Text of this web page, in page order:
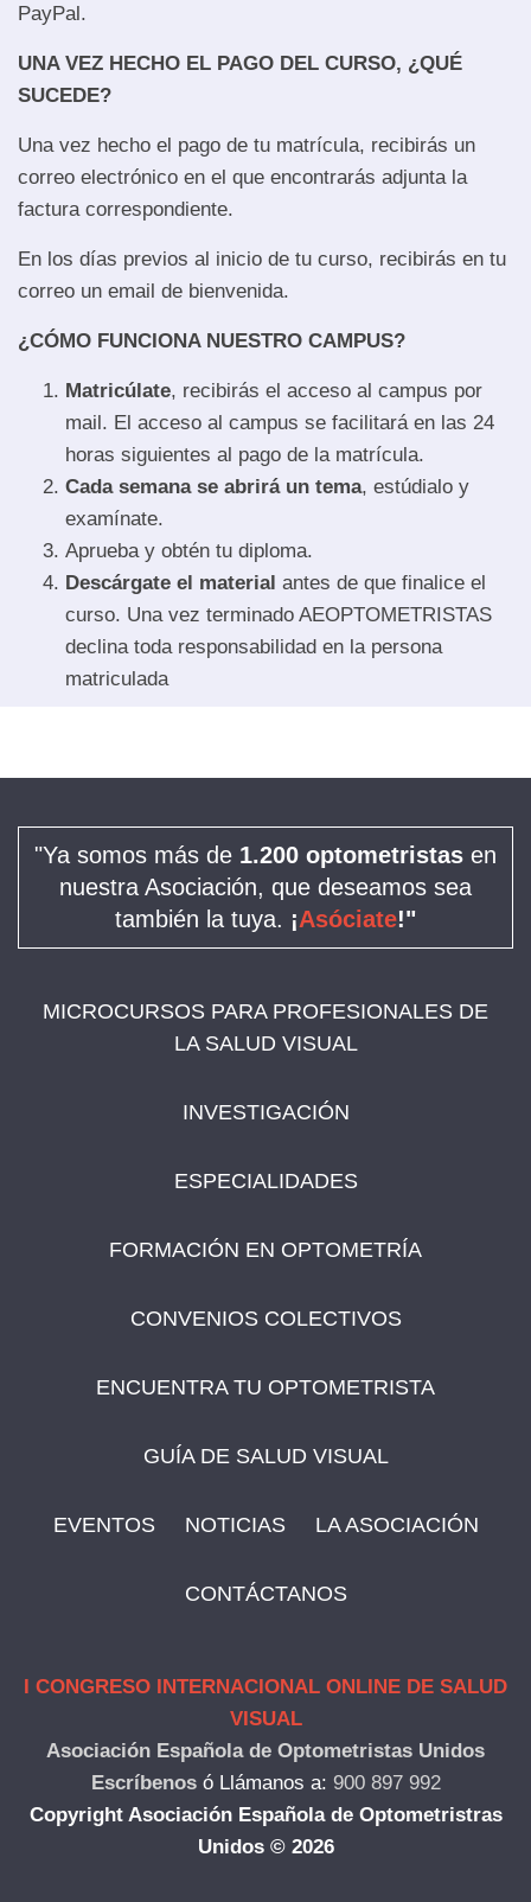
PayPal.
UNA VEZ HECHO EL PAGO DEL CURSO, ¿QUÉ
SUCEDE?
Una vez hecho el pago de tu matrícula, recibirás un
correo electrónico en el que encontrarás adjunta la
factura correspondiente.
En los días previos al inicio de tu curso, recibirás en tu
correo un email de bienvenida.
¿CÓMO FUNCIONA NUESTRO CAMPUS?
Matricúlate, recibirás el acceso al campus por
mail. El acceso al campus se facilitará en las 24
horas siguientes al pago de la matrícula.
Cada semana se abrirá un tema, estúdialo y
examínate.
Aprueba y obtén tu diploma.
Descárgate el material antes de que finalice el
curso. Una vez terminado AEOPTOMETRISTAS
declina toda responsabilidad en la persona
matriculada
"Ya somos más de 1.200 optometristas en
nuestra Asociación, que deseamos sea
también la tuya. ¡Asóciate!"
MICROCURSOS PARA PROFESIONALES DE
LA SALUD VISUAL
INVESTIGACIÓN
ESPECIALIDADES
FORMACIÓN EN OPTOMETRÍA
CONVENIOS COLECTIVOS
ENCUENTRA TU OPTOMETRISTA
GUÍA DE SALUD VISUAL
EVENTOS NOTICIAS LA ASOCIACIÓN
CONTÁCTANOS
I CONGRESO INTERNACIONAL ONLINE DE SALUD
VISUAL
Asociación Española de Optometristas Unidos
Escríbenos ó Llámanos a: 900 897 992
Copyright Asociación Española de Optometristras
Unidos © 2026